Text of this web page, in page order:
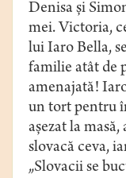
Denisa şi
mei. Victoria,
lui Iaro Bella,
familie atât de
amenajată!
un tort pentru
aşezat la
slovacă ceva,
„Slovacii se